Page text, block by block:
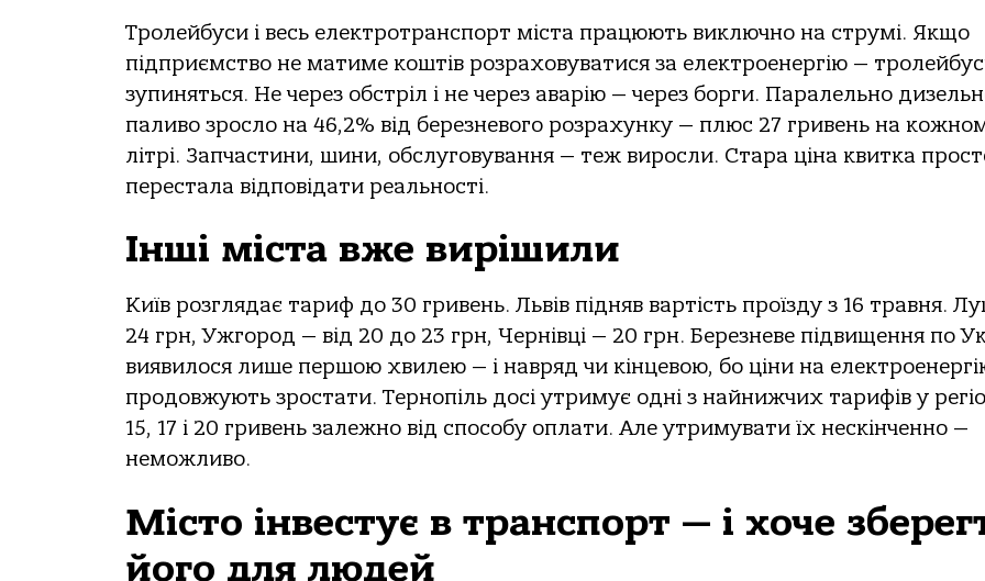
Тролейбуси і весь електротранспорт міста працюють виключно на струмі. Якщо
підприємство не матиме коштів розраховуватися за електроенергію —
зупиняться. Не через обстріл і не через аварію — через борги. Паралельно
паливо зросло на 46,2% від березневого розрахунку — плюс 27 гривень на
літрі. Запчастини, шини, обслуговування — теж виросли. Стара ціна квитка
перестала відповідати реальності.
Інші міста вже вирішили
Київ розглядає тариф до 30 гривень. Львів підняв вартість проїзду з 16 травня.
24 грн, Ужгород — від 20 до 23 грн, Чернівці — 20 грн. Березневе підвищення по
виявилося лише першою хвилею — і навряд чи кінцевою, бо ціни на
продовжують зростати. Тернопіль досі утримує одні з найнижчих тарифів у
15, 17 і 20 гривень залежно від способу оплати. Але утримувати їх нескінченно —
неможливо.
Місто інвестує в транспорт — і хоче
його для людей